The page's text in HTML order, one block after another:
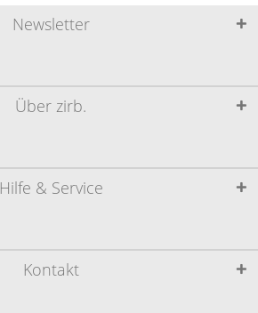
Kontakt
Hilfe & Service
Über zirb.
Newsletter